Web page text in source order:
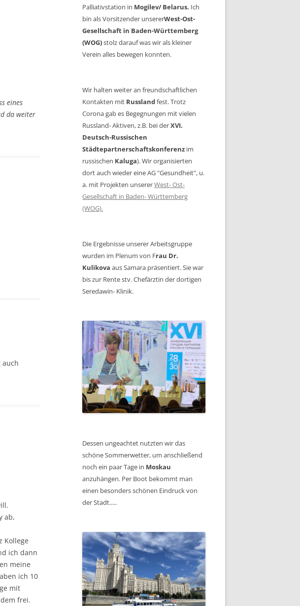
eines
da weiter
auch
ab,
Kollege
ich dann
meine
ich 10
mit
frei.
Palliativstation in Mogilev/ Belarus. Ich
bin als Vorsitzender unsererWest-Ost-
Gesellschaft in Baden-Württemberg
(WOG)stolz darauf was wir als kleiner
Verein alles bewegen konnten.
Wir halten weiter an freundschaftlichen
Kontakten mit Russlandfest. Trotz
Corona gab es Begegnungen mit vielen
Russland- Aktiven, z.B. bei derXVI.
Deutsch-Russischen
Städtepartnerschaftskonferenz im
russischen Kaluga). Wir organisierten
dort auch wieder eine AG "Gesundheit", u.
a. mit Projekten unsererWest- Ost-
Gesellschaft in Baden- Württemberg
(WOG).
Die Ergebnisse unserer Arbeitsgruppe
wurden im Plenum von Frau Dr.
Kulikova aus Samara präsentiert. Sie war
bis zur Rente stv. Chefärztin der dortigen
Seredawin- Klinik.
Dessen ungeachtet nutzten wir das
schöne Sommerwetter, um anschließend
noch ein paar Tage in Moskau
anzuhängen. Per Boot bekommt man
einen besonders schönen Eindruck von
der Stadt.....